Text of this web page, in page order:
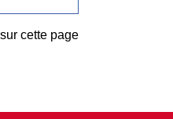
cette page